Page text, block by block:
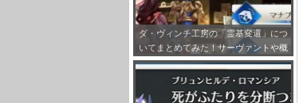
ダ・ヴィンチ工房の「霊基変還」につ
いてまとめてみた！サーヴァントや概
念礼装をQPに変えられえるぞ！